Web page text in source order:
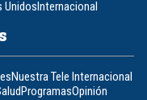
UnidosInternacional
Nuestra Tele Internacional
ProgramasOpinión